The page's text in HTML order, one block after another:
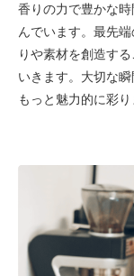
香りの力で豊かな
んでいます。最先
りや素材を創造す
いきます。大切な
もっと魅力的に彩り